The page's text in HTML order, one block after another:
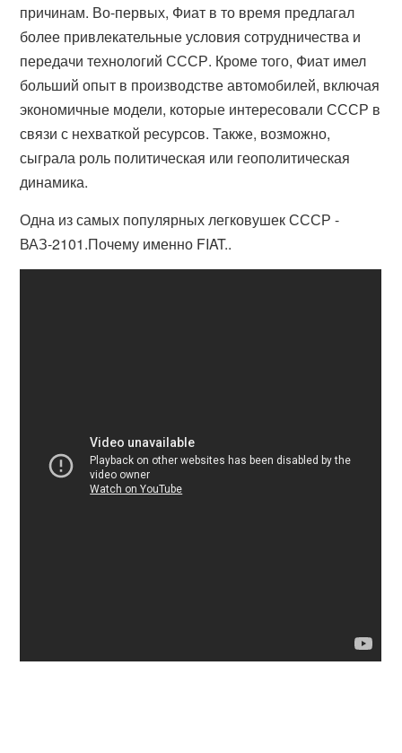
причинам. Во-первых, Фиат в то время предлагал
более привлекательные условия сотрудничества и
передачи технологий СССР. Кроме того, Фиат имел
больший опыт в производстве автомобилей, включая
экономичные модели, которые интересовали СССР в
связи с нехваткой ресурсов. Также, возможно,
сыграла роль политическая или геополитическая
динамика.
Одна из самых популярных легковушек СССР -
ВАЗ-2101.Почему именно FIAT..